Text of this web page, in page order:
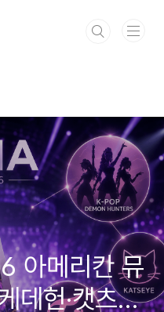
아메리칸 뮤
데헌·캣츠아